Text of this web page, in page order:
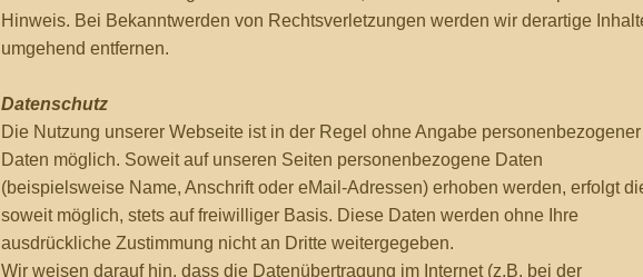
Hinweis. Bei Bekanntwerden von Rechtsverletzungen werden wir derartige
umgehend entfernen.
Datenschutz
Die Nutzung unserer Webseite ist in der Regel ohne Angabe personenbezogener
Daten möglich. Soweit auf unseren Seiten personenbezogene Daten
(beispielsweise Name, Anschrift oder eMail-Adressen) erhoben werden, erfolgt
soweit möglich, stets auf freiwilliger Basis. Diese Daten werden ohne Ihre
ausdrückliche Zustimmung nicht an Dritte weitergegeben.
Wir weisen darauf hin, dass die Datenübertragung im Internet (z.B. bei der